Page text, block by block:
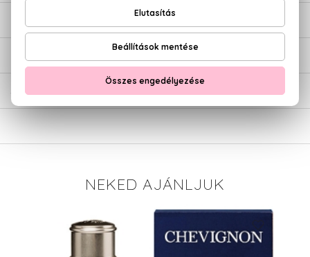
SZÁLLÍTÁS
NEKED AJÁNLJUK